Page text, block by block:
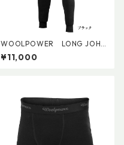
WOOLPOWER LONG JOHN
S 200
¥11,000